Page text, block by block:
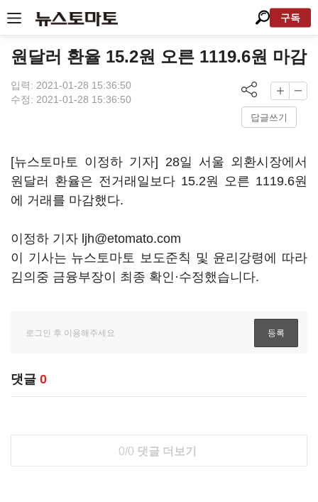
구독
원달러 환율 15.2원 오른 1119.6원 마감
입력: 2021-01-28 15:36:50
수정: 2021-01-28 15:36:50
답글쓰기
[뉴스토마토 이정하 기자] 28일 서울 외환시장에서
원달러 환율은 전거래일보다 15.2원 오른 1119.6원
에 거래를 마감했다.
이정하 기자 ljh@etomato.com
이 기사는 뉴스토마토 보도준칙 및 윤리강령에 따라
김의중 금융부장이 최종 확인·수정했습니다.
댓글 0
0/0 댓글 더보기